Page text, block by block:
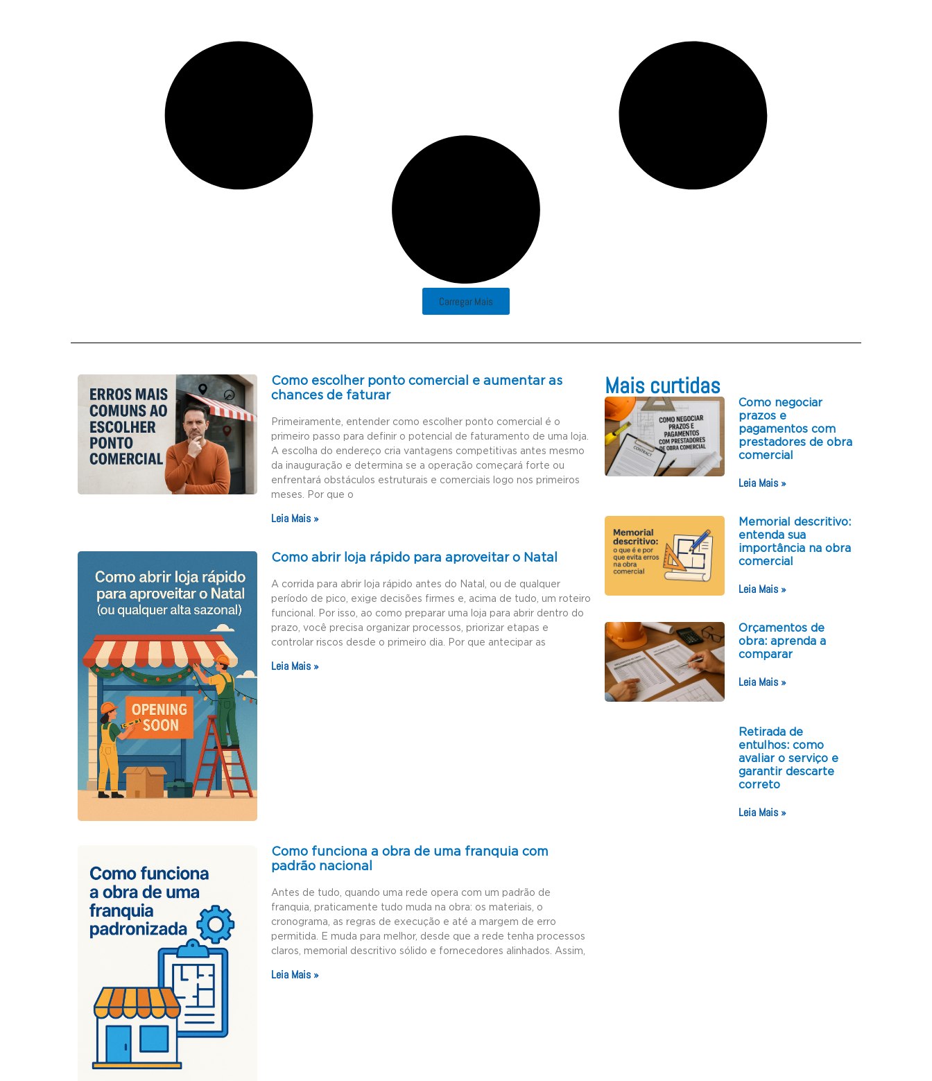
Carregar Mais
Como escolher ponto comercial e aumentar as
chances de faturar
Primeiramente, entender como escolher ponto comercial é o
primeiro passo para definir o potencial de faturamento de uma loja.
A escolha do endereço cria vantagens competitivas antes mesmo
da inauguração e determina se a operação começará forte ou
enfrentará obstáculos estruturais e comerciais logo nos primeiros
meses. Por que o
Leia Mais »
Como abrir loja rápido para aproveitar o Natal
A corrida para abrir loja rápido antes do Natal, ou de qualquer
período de pico, exige decisões firmes e, acima de tudo, um roteiro
funcional. Por isso, ao como preparar uma loja para abrir dentro do
prazo, você precisa organizar processos, priorizar etapas e
controlar riscos desde o primeiro dia. Por que antecipar as
Leia Mais »
Como funciona a obra de uma franquia com
padrão nacional
Antes de tudo, quando uma rede opera com um padrão de
franquia, praticamente tudo muda na obra: os materiais, o
cronograma, as regras de execução e até a margem de erro
permitida. E muda para melhor, desde que a rede tenha processos
claros, memorial descritivo sólido e fornecedores alinhados. Assim,
Leia Mais »
Mais curtidas​
Como negociar
prazos e
pagamentos com
prestadores de obra
comercial
Leia Mais »
Memorial descritivo:
entenda sua
importância na obra
comercial
Leia Mais »
Orçamentos de
obra: aprenda a
comparar
Leia Mais »
Retirada de
entulhos: como
avaliar o serviço e
garantir descarte
correto
Leia Mais »